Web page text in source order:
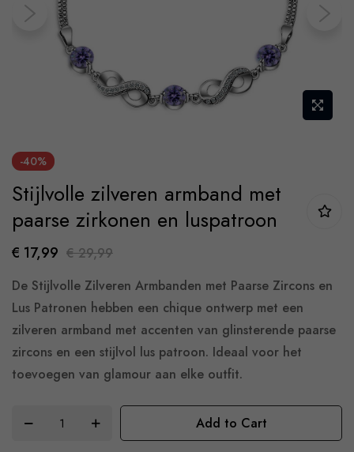
gallery
to
the
of
the
images
gallery
-40%
Stijlvolle zilveren armband met
paarse zirkonen en luspatroon
€ 17,99 € 29,99
De Stijlvolle Zilveren Armbanden met Paarse Zircons en
Lus Patronen hebben een chique ontwerp met een
zilveren armband met accenten van glinsterende paarse
zircons en een stijlvol lus patroon. Ideaal voor het
toevoegen van glamour aan elke outfit.
Add to Cart